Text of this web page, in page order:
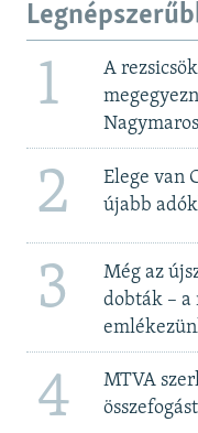
1
A
2
Elege van
újabb
3
Még az
dobták – a
4
MTVA